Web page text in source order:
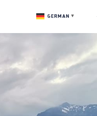
GERMAN ▼